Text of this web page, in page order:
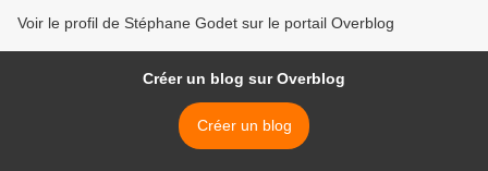
Voir le profil de Stéphane Godet sur le portail Overblog
Créer un blog sur Overblog
Créer un blog